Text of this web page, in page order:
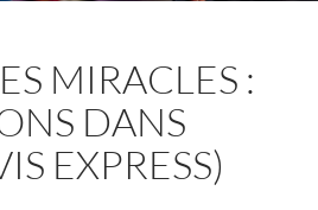
MIRACLES :
DANS
EXPRESS)